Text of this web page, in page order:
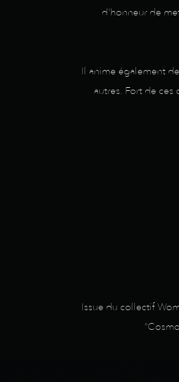
d'honneur de
Il anime également
autres. Fort de
Issue du collectif